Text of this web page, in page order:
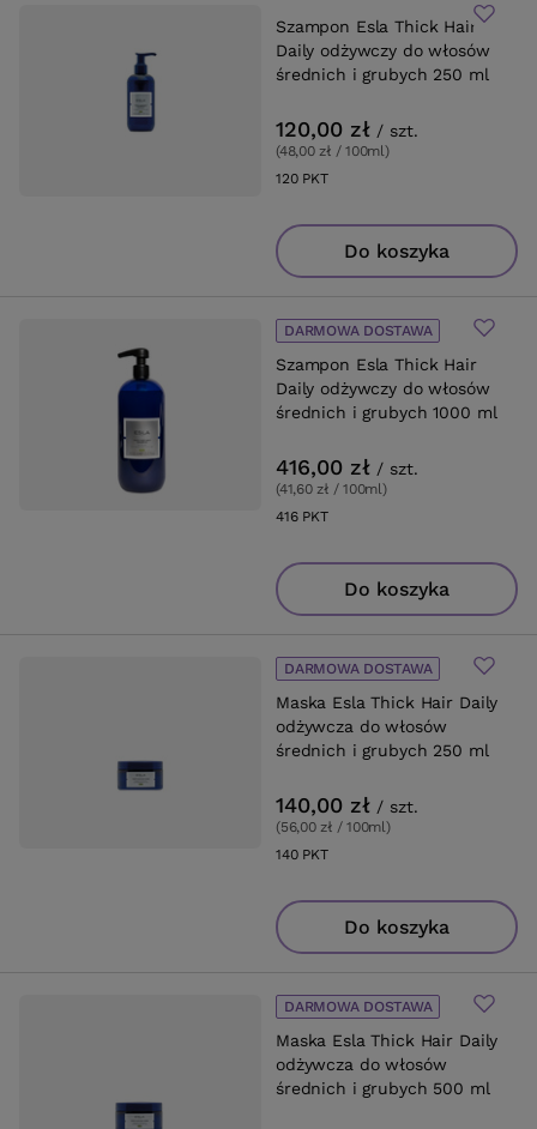
Szampon Esla Thick Hair
Daily odżywczy do włosów
średnich i grubych 250 ml
120,00 zł / szt.
(48,00 zł / 100ml)
120PKTpunktów
Do koszyka
Szampon Esla Thick Hair
Daily odżywczy do włosów
średnich i grubych 1000 ml
DARMOWA DOSTAWA
416,00 zł / szt.
(41,60 zł / 100ml)
416PKTpunktów
Do koszyka
Maska Esla Thick Hair Daily
odżywcza do włosów
średnich i grubych 250 ml
DARMOWA DOSTAWA
140,00 zł / szt.
(56,00 zł / 100ml)
140PKTpunktów
Do koszyka
Maska Esla Thick Hair Daily
odżywcza do włosów
średnich i grubych 500 ml
DARMOWA DOSTAWA